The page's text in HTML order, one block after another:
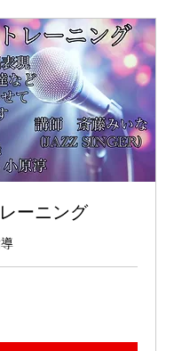
ーニング